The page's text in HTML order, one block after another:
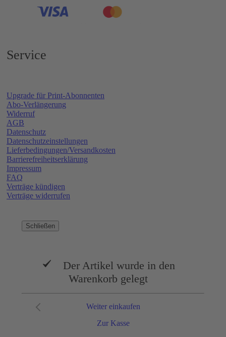
Service
Upgrade für Print-Abonnenten
Abo-Verlängerung
Widerruf
AGB
Datenschutz
Datenschutzeinstellungen
Lieferbedingungen/Versandkosten
Barrierefreiheitserklärung
Impressum
FAQ
Verträge kündigen
Verträge widerrufen
Schließen
Der Artikel wurde in den
Warenkorb gelegt
Zur Kasse
Weiter einkaufen